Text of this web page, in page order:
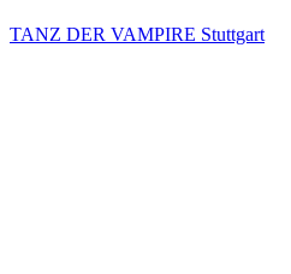
TANZ DER VAMPIRE Stuttgart